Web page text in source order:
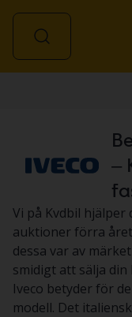
–
Vi på Kvdbil hjälper
auktioner förra
dessa var av
smidigt att sälja din
Iveco betyder för
modell. Det